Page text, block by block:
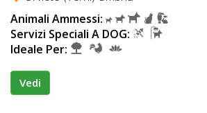
Animali Ammessi:
Servizi Speciali A DOG:
Ideale Per:
Vedi